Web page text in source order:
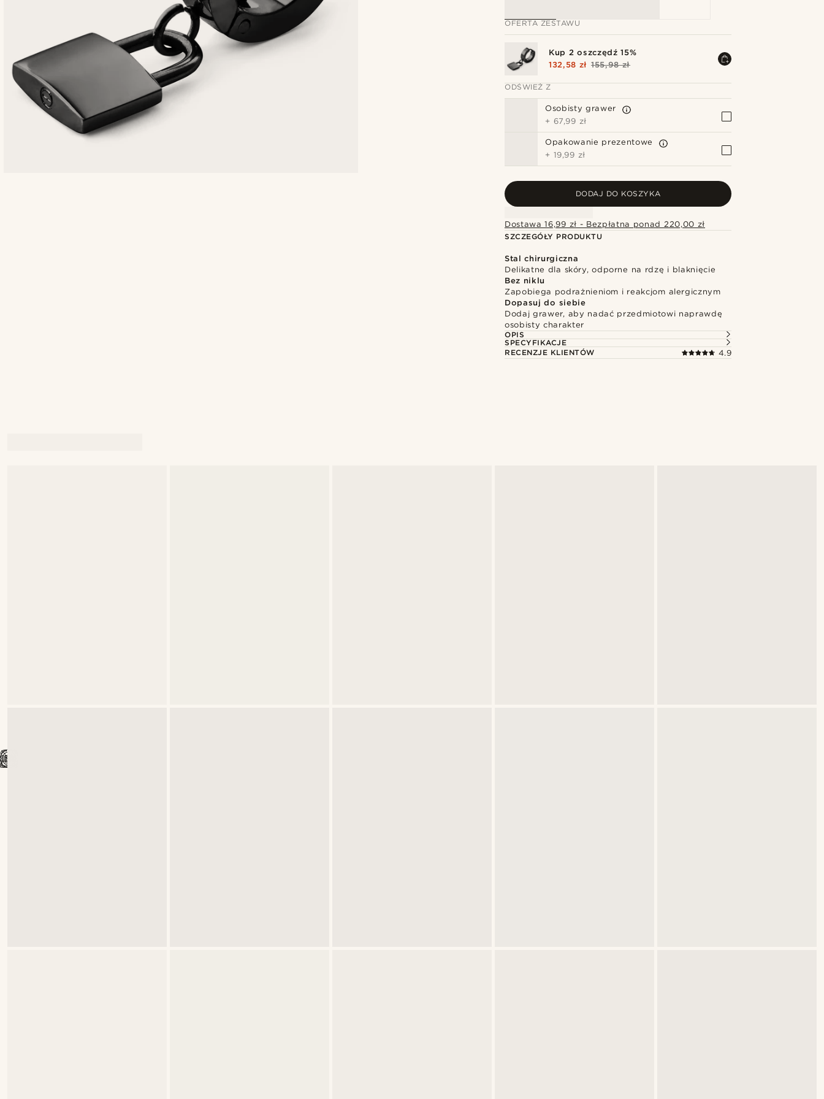
OFERTA ZESTAWU
Kup 2 oszczędź 15%
132,58 zł 155,98 zł
ODŚWIEŻ Z
Osobisty grawer
+ 67,99 zł
Opakowanie prezentowe
+ 19,99 zł
DODAJ DO KOSZYKA
Dostawa 16,99 zł - Bezpłatna ponad 220,00 zł
SZCZEGÓŁY PRODUKTU
Stal chirurgiczna
Delikatne dla skóry, odporne na rdzę i blaknięcie
Bez niklu
Zapobiega podrażnieniom i reakcjom alergicznym
Dopasuj do siebie
Dodaj grawer, aby nadać przedmiotowi naprawdę
osobisty charakter
OPIS
SPECYFIKACJE
RECENZJE KLIENTÓW
4.9